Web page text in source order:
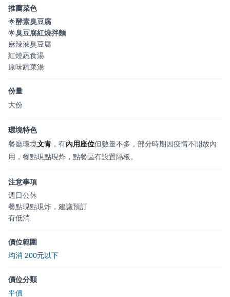
推薦菜色
🌟酵素臭豆腐
🌟臭豆腐紅燒拌麵
麻辣滷臭豆腐
紅燒蔬食湯
原味蔬菜湯
份量
大份
環境特色
餐廳環境文青 ，有內用座位但數量不多，部分時期因疫情不開放內
用，餐點現點現炸，點餐區有設置隔板。
注意事項
週日公休
餐點現點現炸，建議預訂
有低消
價位範圍
均消 200元以下
價位分類
平價